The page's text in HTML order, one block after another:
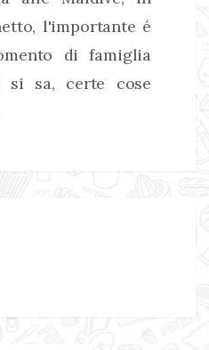
l'importante é
di famiglia
si sa, certe cose